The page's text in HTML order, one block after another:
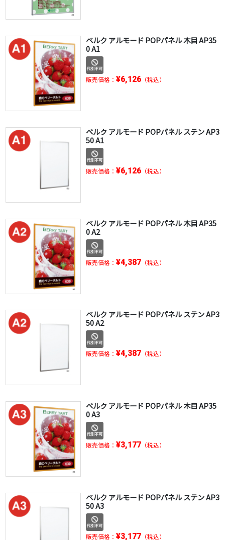
ベルク アルモード POPパネル 木目 AP35
0 A1
販売価格： ¥6,126（税込）
ベルク アルモード POPパネル ステン AP3
50 A1
販売価格： ¥6,126（税込）
ベルク アルモード POPパネル 木目 AP35
0 A2
販売価格： ¥4,387（税込）
ベルク アルモード POPパネル ステン AP3
50 A2
販売価格： ¥4,387（税込）
ベルク アルモード POPパネル 木目 AP35
0 A3
販売価格： ¥3,177（税込）
ベルク アルモード POPパネル ステン AP3
50 A3
販売価格： ¥3,177（税込）